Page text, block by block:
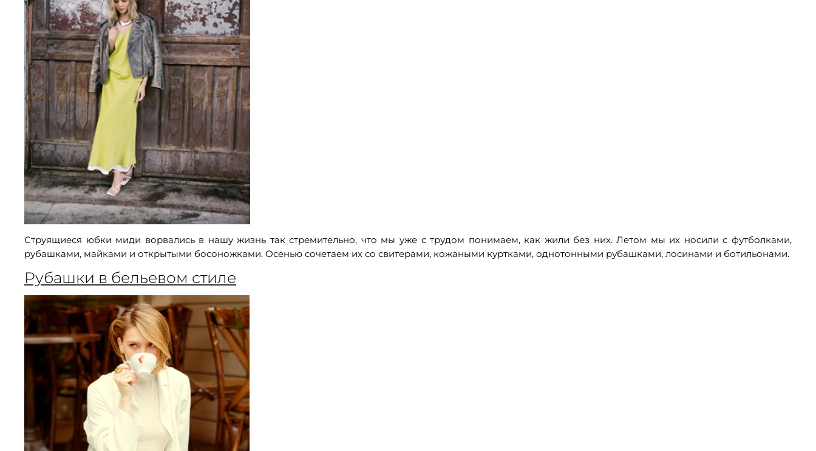
Струящиеся юбки миди ворвались в нашу жизнь так стремительно, что мы уже с трудом понимаем, как жили без них. Летом мы их носили с футболками,
рубашками, майками и открытыми босоножками. Осенью сочетаем их со свитерами, кожаными куртками, однотонными рубашками, лосинами и ботильонами.
Рубашки в бельевом стиле